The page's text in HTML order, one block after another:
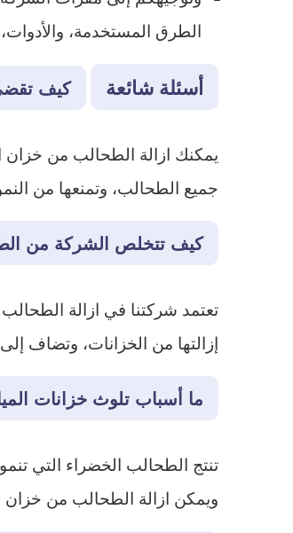
الطرق المستخدمة، والأدوات،
أسئلة شائعة كيف
يمكنك ازالة الطحالب من خزان
جميع الطحالب، وتمنعها من
كيف تتخلص الشركة من
تعتمد شركتنا في ازالة
إزالتها من الخزانات، وتضاف
ما أسباب تلوث خزانات
تنتج الطحالب الخضراء التي
ويمكن ازالة الطحالب من خزان